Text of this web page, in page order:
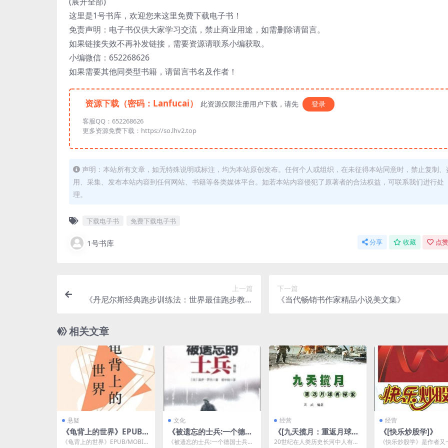
这里是1号书库，欢迎您来这里免费下载电子书！
免责声明：电子书仅供大家学习交流，禁止商业用途，如需删除请留言。
如果链接失效不再补发链接，需要资源请联系小编获取。
小编微信：652268626
如果需要其他同类型书籍，请留言书名及作者！
资源下载（密码：Lanfucai） 此资源仅限注册用户下载，请先 登录
客服QQ：652268626
更多资源免费下载：https://so.lhv2.top
声明：本站所有文章，如无特殊说明或标注，均为本站原创发布。任何个人或组织，在未征得本站同意时，禁止复制、
用、采集、发布本站内容到任何网站、书籍等各类媒体平台。如若本站内容侵犯了原著者的合法权益，可联系我们进行处
理。
下载电子书 免费下载电子书
1号书库 分享 收藏 点
上一篇
《丹尼尔斯经典跑步训练法：世界最佳跑步教练
下一篇
《当代畅销书作家精品小说美文集》
相关文章
悬疑
《龟背上的世界》EPUB/
MOBI/AZW3格式kindle
《龟背上的世界》EPUB/MOBI/A
文化
《被遗忘的士兵:一个德国
士兵的苏德战争回忆录》
《被遗忘的士兵:一个德国士兵的
经营
《[九天揽月：重返月球再
探索]》
20世纪在人类历史长河中人有短
经营
《[快乐炒股学]》
《快乐炒股学》是作者又